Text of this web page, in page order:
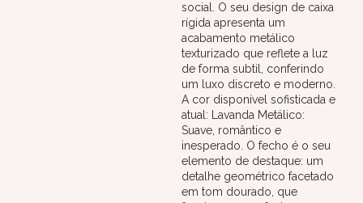
social. O seu design de caixa
rígida apresenta um
acabamento metálico
texturizado que reflete a luz
de forma subtil, conferindo
um luxo discreto e moderno.
A cor disponível sofisticada e
atual: Lavanda Metálico:
Suave, romântico e
inesperado. O fecho é o seu
elemento de destaque: um
detalhe geométrico facetado
em tom dourado, que